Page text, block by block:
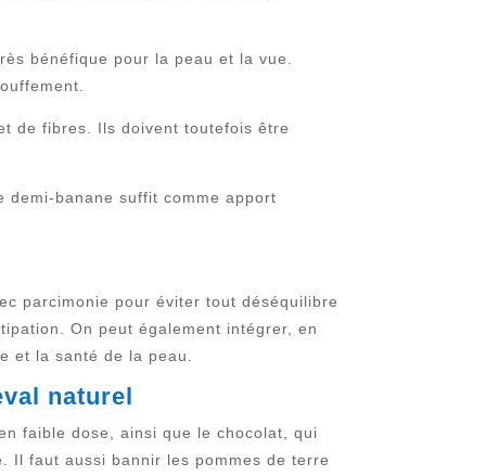
bénéfique pour la peau et la vue.
de fibres. Ils doivent toutefois être
demi-banane suffit comme apport
parcimonie pour éviter tout déséquilibre
On peut également intégrer, en
et la santé de la peau.
naturel
faible dose, ainsi que le chocolat, qui
Il faut aussi bannir les pommes de terre